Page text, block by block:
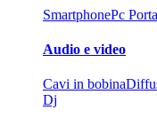
SmartphonePc
Audio e video
Cavi in bobina
Dj